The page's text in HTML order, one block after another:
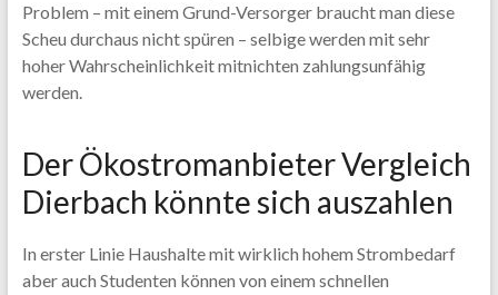
Problem – mit einem Grund-Versorger braucht man diese
Scheu durchaus nicht spüren – selbige werden mit sehr
hoher Wahrscheinlichkeit mitnichten zahlungsunfähig
werden.
Der Ökostromanbieter Vergleich
Dierbach könnte sich auszahlen
In erster Linie Haushalte mit wirklich hohem Strombedarf
aber auch Studenten können von einem schnellen